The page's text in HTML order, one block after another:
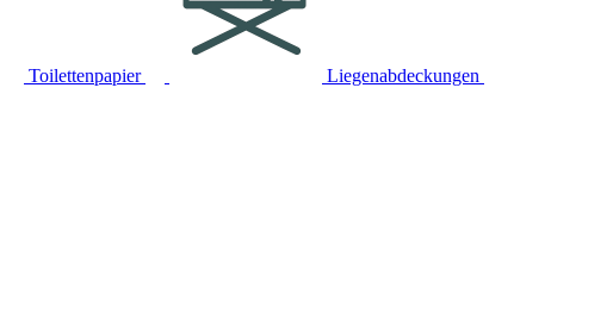
Toilettenpapier Liegenabdeckungen